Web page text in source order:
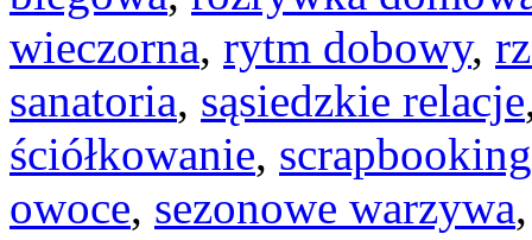
wieczorna, rytm dobowy,
sanatoria, sąsiedzkie relacje
ściółkowanie, scrapbooking
owoce, sezonowe warzywa